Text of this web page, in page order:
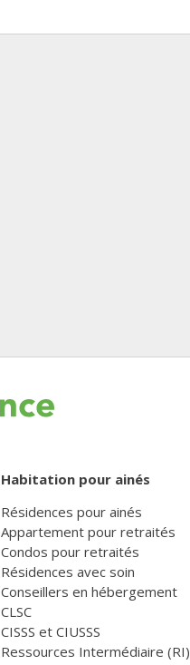
Habitation pour ainés
Résidences pour ainés
Appartement pour retraités
Condos pour retraités
Résidences avec soin
Conseillers en hébergement
CLSC
CISSS et CIUSSS
Ressources Intermédiaire (RI)